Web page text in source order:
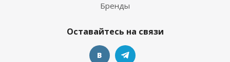
Бренды
Оставайтесь на связи